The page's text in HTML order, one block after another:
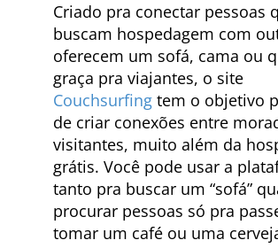
Criado pra conectar pessoas
buscam hospedagem com
oferecem um sofá, cama ou
graça pra viajantes, o site
Couchsurfing tem o objetivo
de criar conexões entre
visitantes, muito além da
grátis. Você pode usar a
tanto pra buscar um “sofá”
procurar pessoas só pra
tomar um café ou uma